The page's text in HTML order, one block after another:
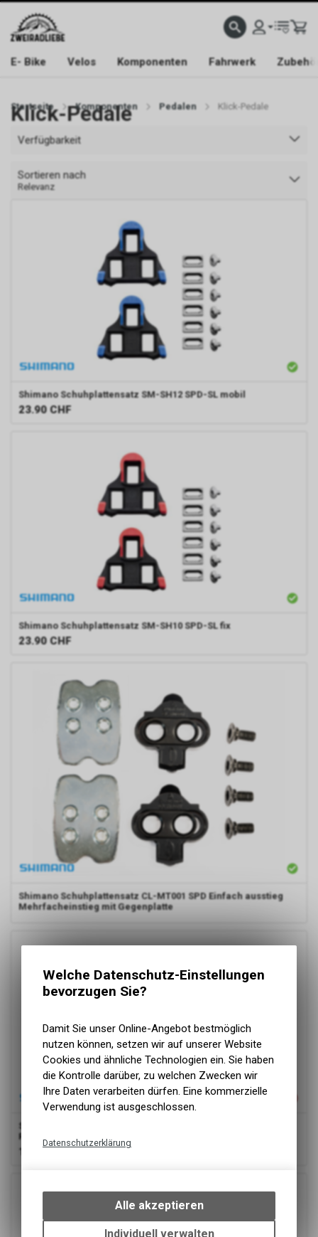
E- Bike Velos Komponenten Fahrwerk
Startseite Komponenten Pedalen Klick-Pedale
Klick-Pedale
Verfügbarkeit
Sortieren nach
Relevanz
Shimano Schuhplattensatz SM-SH12 SPD-SL mobil
23.90 CHF
Shimano Schuhplattensatz SM-SH10 SPD-SL fix
23.90 CHF
Shimano Schuhplattensatz CL-MT001 SPD Einfach ausstieg
Mehrfacheinstieg mit Gegenplatte
Shimano
Reflektor Trail Box
125.00 CHF
Welche Datenschutz-Einstellungen
bevorzugen Sie?
Damit Sie unser Online-Angebot bestmöglich
nutzen können, setzen wir auf unserer Website
Cookies und ähnliche Technologien ein. Sie haben
die Kontrolle darüber, zu welchen Zwecken wir
Ihre Daten verarbeiten dürfen. Eine kommerzielle
Verwendung ist ausgeschlossen.
Datenschutzerklärung
bestimmte Interaktionen und
Einstellungen auf Ihrem Gerät,
um die grundlegenden
Alle akzeptieren
Individuell verwalten